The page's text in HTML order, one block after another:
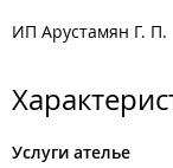
ИП Арустамян Г. П.
Услуги ателье